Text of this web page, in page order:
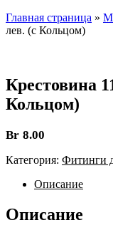
Главная страница »
лев. (с Кольцом)
Крестовина
Кольцом)
Br 8.00
Категория: Фитинги
Описание
Описание